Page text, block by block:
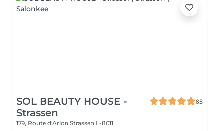
SOL BEAUTY HOUSE -
Strassen
85
179, Route d'Arlon Strassen L-8011